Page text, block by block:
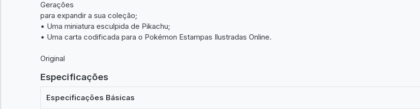
Gerações
para expandir a sua coleção;
• Uma miniatura esculpida de Pikachu;
• Uma carta codificada para o Pokémon Estampas Ilustradas Online.
Original
Especificações
Especificações Básicas